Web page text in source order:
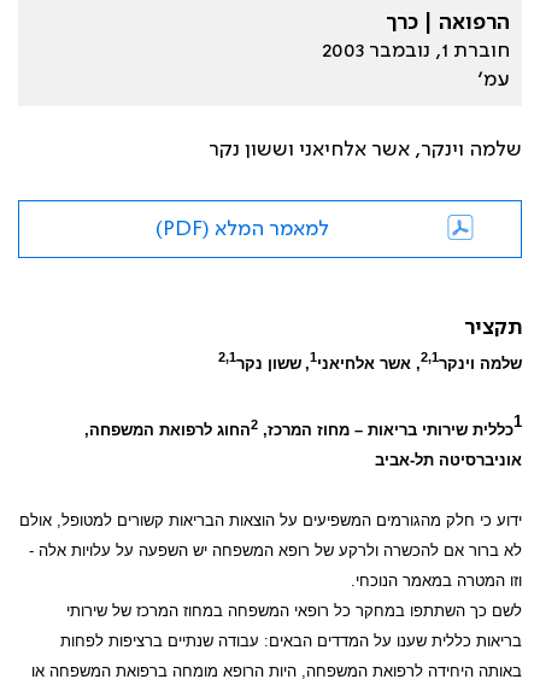
הרפואה | כרך
חוברת 1, נובמבר 2003
עמ׳
שלמה וינקר, אשר אלחיאני וששון נקר
למאמר המלא (PDF)
תקציר
שלמה וינקר2,1, אשר אלחיאני1
, ששון נקר2,1
1כללית שירותי בריאות – מחוז המרכז, 2החוג לרפואת המשפחה,
אוניברסיטה תל-אביב
ידוע כי חלק מהגורמים המשפיעים על הוצאות הבריאות קשורים למטופל, אולם
לא ברור אם להכשרה ולרקע של רופא המשפחה יש השפעה על עלויות אלה -
וזו המטרה במאמר הנוכחי.
לשם כך השתתפו במחקר כל רופאי המשפחה במחוז המרכז של שירותי
בריאות כללית שענו על המדדים הבאים: עבודה שנתיים ברציפות לפחות
באותה היחידה לרפואת המשפחה, היות הרופא מומחה ברפואת המשפחה או